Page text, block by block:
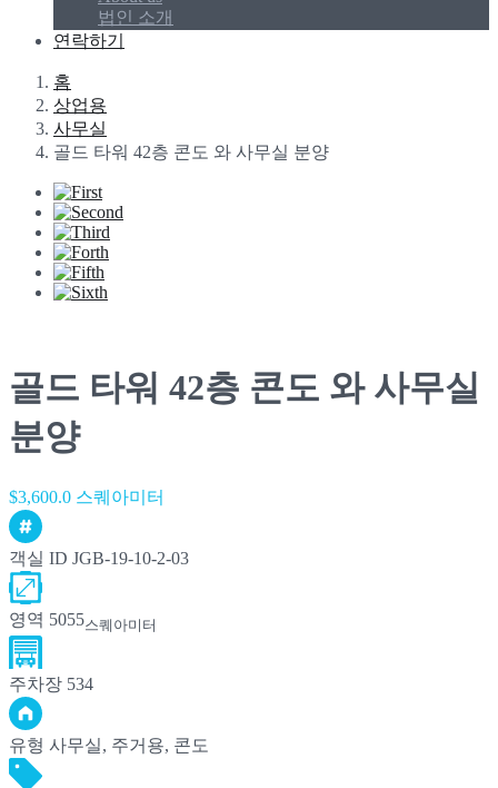
법인 소개
연락하기
홈
상업용
사무실
골드 타워 42층 콘도 와 사무실 분양
골드 타워 42층 콘도 와 사무실
분양
$3,600.0 스퀘아미터
객실 ID JGB-19-10-2-03
영역 5055스퀘아미터
주차장 534
유형 사무실, 주거용, 콘도